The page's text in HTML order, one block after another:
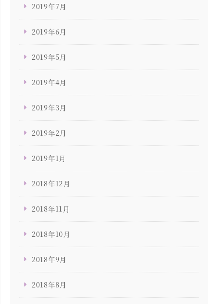
2019年7月
2019年6月
2019年5月
2019年4月
2019年3月
2019年2月
2019年1月
2018年12月
2018年11月
2018年10月
2018年9月
2018年8月